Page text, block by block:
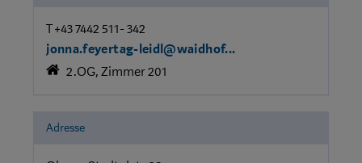
T +43 7442 511- 342
jonna.feyertag-leidl@waidhof...
2.OG, Zimmer 201
Adresse